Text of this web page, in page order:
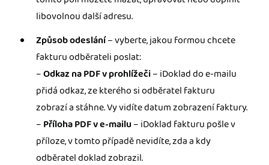
libovolnou další adresu.
Způsob odeslání– vyberte, jakou formou chcete
fakturu odběrateli poslat:
–Odkaz na PDF v prohlížeči– iDoklad do e-mailu
přidá odkaz, ze kterého si odběratel fakturu
zobrazí a stáhne. Vy vidíte datum zobrazení faktury.
– Příloha PDF v e-mailu – iDoklad fakturu pošle v
příloze, v tomto případě nevidíte, zda a kdy
odběratel doklad zobrazil.